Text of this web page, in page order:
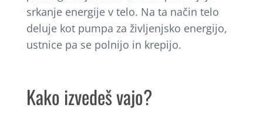
srkanje energije v telo. Na ta način telo
deluje kot pumpa za življenjsko energijo,
ustnice pa se polnijo in krepijo.
Kako izvedeš vajo?